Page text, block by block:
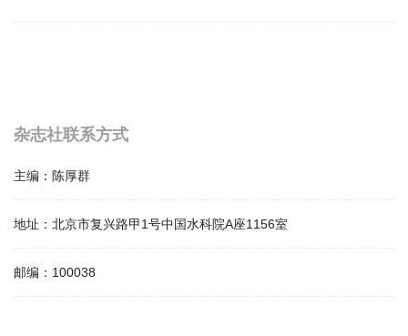
杂志社联系方式
主编： 陈厚群
地址： 北京市复兴路甲1号中国水科院A座1156室
邮编： 100038